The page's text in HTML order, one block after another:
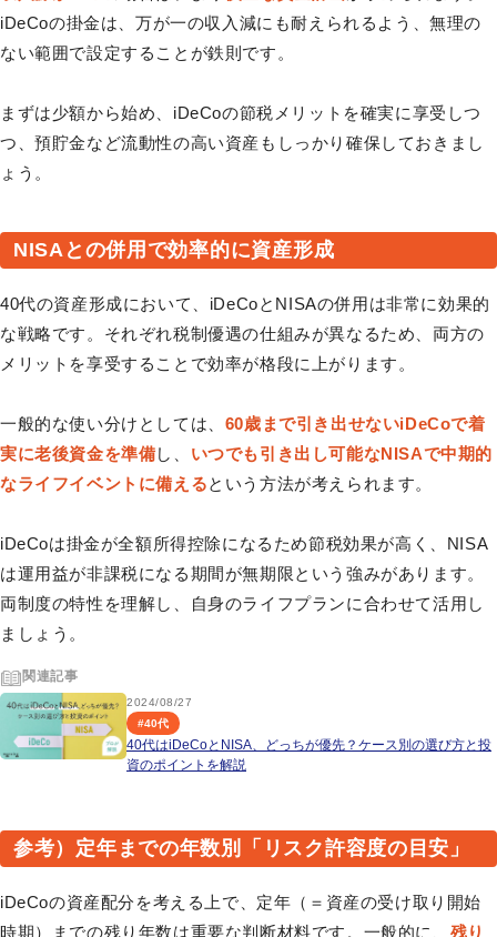
iDeCoの掛金は、万が一の収入減にも耐えられるよう、無理の
ない範囲で設定することが鉄則です。
まずは少額から始め、iDeCoの節税メリットを確実に享受しつ
つ、預貯金など流動性の高い資産もしっかり確保しておきまし
ょう。
NISAとの併用で効率的に資産形成
40代の資産形成において、iDeCoとNISAの併用は非常に効果的
な戦略です。それぞれ税制優遇の仕組みが異なるため、両方の
メリットを享受することで効率が格段に上がります。
一般的な使い分けとしては、 60歳まで引き出せないiDeCoで着
実に老後資金を準備し、 いつでも引き出し可能なNISAで中期的
なライフイベントに備えるという方法が考えられます。
iDeCoは掛金が全額所得控除になるため節税効果が高く、NISA
は運用益が非課税になる期間が無期限という強みがあります。
両制度の特性を理解し、自身のライフプランに合わせて活用し
ましょう。
関連記事
2024/08/27
#40代
40代はiDeCoとNISA、どっちが優先？ケース別の選び方と投
資のポイントを解説
参考）定年までの年数別「リスク許容度の目安」
iDeCoの資産配分を考える上で、定年（＝資産の受け取り開始
時期）までの残り年数は重要な判断材料です。一般的に、 残り